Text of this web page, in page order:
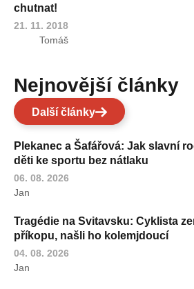
chutnat!
21. 11. 2018
Tomáš
Nejnovější články
Další články
Plekanec a Šafářová: Jak slavní
děti ke sportu bez nátlaku
06. 08. 2026
Jan
Tragédie na Svitavsku: Cyklista
příkopu, našli ho kolemjdoucí
04. 08. 2026
Jan